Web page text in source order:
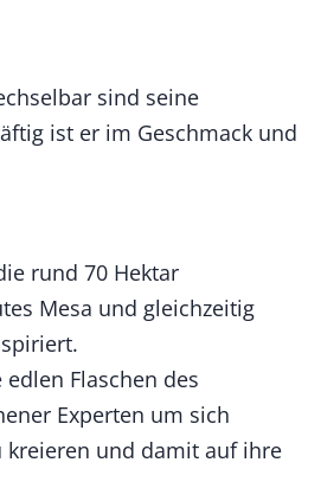
sind seine
ist er im Geschmack und
rund 70 Hektar
Mesa und gleichzeitig
Flaschen des
Experten um sich
kreieren und damit auf ihre